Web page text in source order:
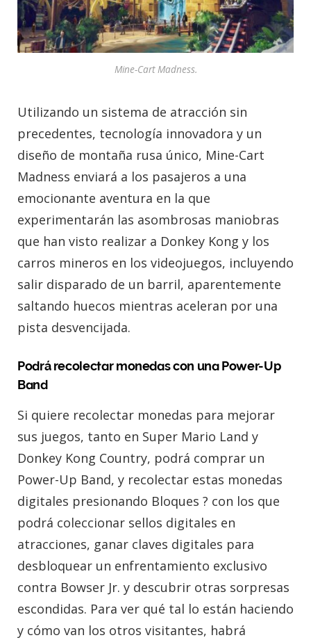
Mine-Cart Madness.
Utilizando un sistema de atracción sin
precedentes, tecnología innovadora y un
diseño de montaña rusa único, Mine-Cart
Madness enviará a los pasajeros a una
emocionante aventura en la que
experimentarán las asombrosas maniobras
que han visto realizar a Donkey Kong y los
carros mineros en los videojuegos, incluyendo
salir disparado de un barril, aparentemente
saltando huecos mientras aceleran por una
pista desvencijada.
Podrá recolectar monedas con una Power-Up
Band
Si quiere recolectar monedas para mejorar
sus juegos, tanto en Super Mario Land y
Donkey Kong Country, podrá comprar un
Power-Up Band, y recolectar estas monedas
digitales presionando Bloques ? con los que
podrá coleccionar sellos digitales en
atracciones, ganar claves digitales para
desbloquear un enfrentamiento exclusivo
contra Bowser Jr. y descubrir otras sorpresas
escondidas. Para ver qué tal lo están haciendo
y cómo van los otros visitantes, habrá